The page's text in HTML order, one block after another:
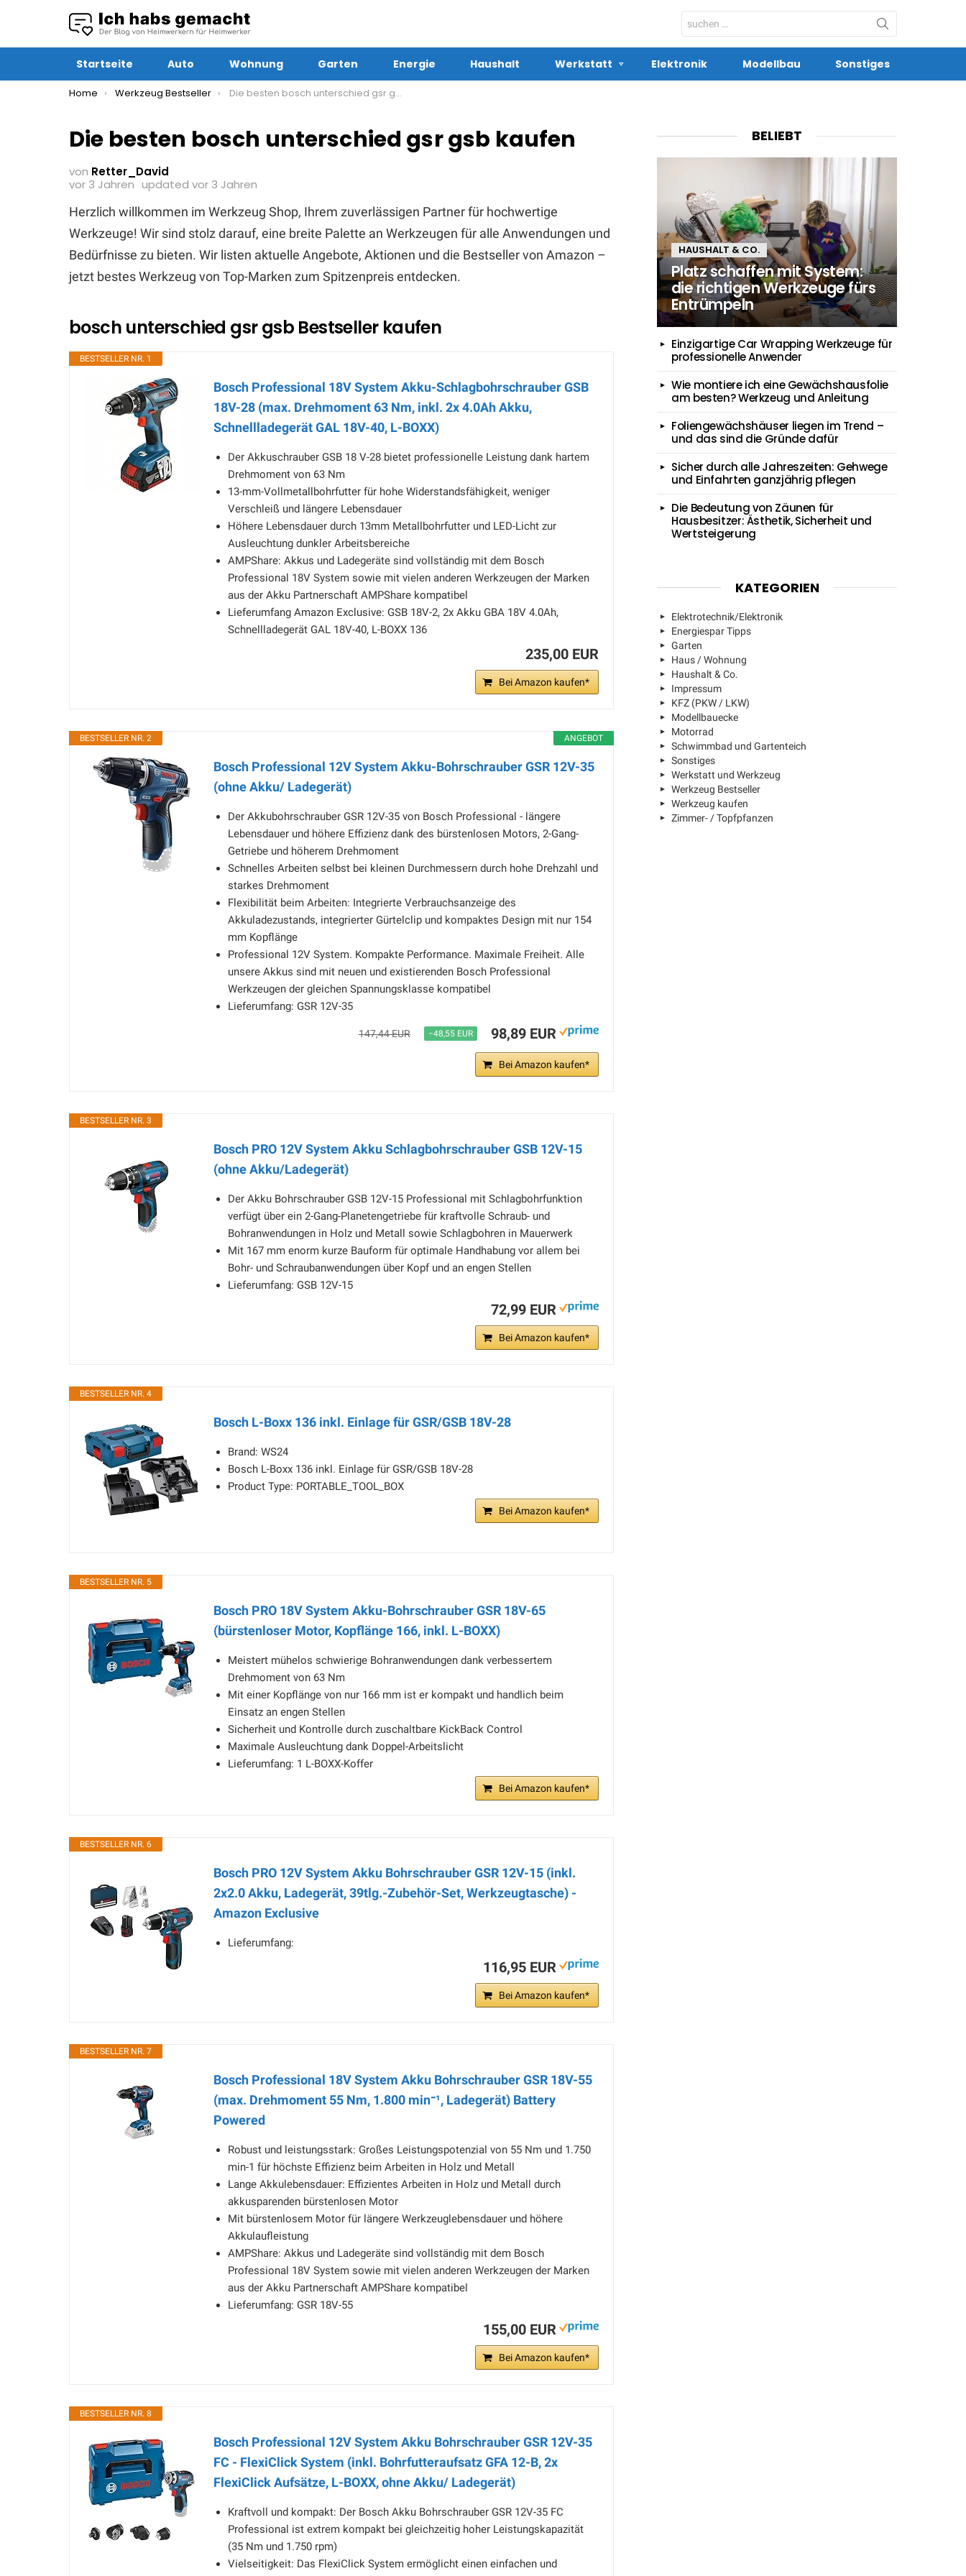
Search
for:
Startseite Auto Wohnung Garten Energie Haushalt Werkstatt Elektronik Modellbau Sonstiges
You are here:
Home Werkzeug Bestseller Die besten bosch unterschied gsr gsb kaufen
Die besten bosch unterschied gsr gsb kaufen
von Retter_David
vor 3 Jahren updated vor 3 Jahren
Herzlich willkommen im Werkzeug Shop, Ihrem zuverlässigen Partner für hochwertige
Werkzeuge! Wir sind stolz darauf, eine breite Palette an Werkzeugen für alle Anwendungen und
Bedürfnisse zu bieten. Wir listen aktuelle Angebote, Aktionen und die Bestseller von Amazon –
jetzt bestes Werkzeug von Top-Marken zum Spitzenpreis entdecken.
bosch unterschied gsr gsb Bestseller kaufen
BESTSELLER NR. 1
Bosch Professional 18V System Akku-Schlagbohrschrauber GSB
18V-28 (max. Drehmoment 63 Nm, inkl. 2x 4.0Ah Akku,
Schnellladegerät GAL 18V-40, L-BOXX)
Der Akkuschrauber GSB 18 V-28 bietet professionelle Leistung dank hartem
Drehmoment von 63 Nm
13-mm-Vollmetallbohrfutter für hohe Widerstandsfähigkeit, weniger
Verschleiß und längere Lebensdauer
Höhere Lebensdauer durch 13mm Metallbohrfutter und LED-Licht zur
Ausleuchtung dunkler Arbeitsbereiche
AMPShare: Akkus und Ladegeräte sind vollständig mit dem Bosch
Professional 18V System sowie mit vielen anderen Werkzeugen der Marken
aus der Akku Partnerschaft AMPShare kompatibel
Lieferumfang Amazon Exclusive: GSB 18V-2, 2x Akku GBA 18V 4.0Ah,
Schnellladegerät GAL 18V-40, L-BOXX 136
235,00 EUR
Bei Amazon kaufen*
ANGEBOT
BESTSELLER NR. 2
Bosch Professional 12V System Akku-Bohrschrauber GSR 12V-35
(ohne Akku/ Ladegerät)
Der Akkubohrschrauber GSR 12V-35 von Bosch Professional - längere
Lebensdauer und höhere Effizienz dank des bürstenlosen Motors, 2-Gang-
Getriebe und höherem Drehmoment
Schnelles Arbeiten selbst bei kleinen Durchmessern durch hohe Drehzahl und
starkes Drehmoment
Flexibilität beim Arbeiten: Integrierte Verbrauchsanzeige des
Akkuladezustands, integrierter Gürtelclip und kompaktes Design mit nur 154
mm Kopflänge
Professional 12V System. Kompakte Performance. Maximale Freiheit. Alle
unsere Akkus sind mit neuen und existierenden Bosch Professional
Werkzeugen der gleichen Spannungsklasse kompatibel
Lieferumfang: GSR 12V-35
147,44 EUR −48,55 EUR 98,89 EUR
Bei Amazon kaufen*
BESTSELLER NR. 3
Bosch PRO 12V System Akku Schlagbohrschrauber GSB 12V-15
(ohne Akku/Ladegerät)
Der Akku Bohrschrauber GSB 12V-15 Professional mit Schlagbohrfunktion
verfügt über ein 2-Gang-Planetengetriebe für kraftvolle Schraub- und
Bohranwendungen in Holz und Metall sowie Schlagbohren in Mauerwerk
Mit 167 mm enorm kurze Bauform für optimale Handhabung vor allem bei
Bohr- und Schraubanwendungen über Kopf und an engen Stellen
Lieferumfang: GSB 12V-15
72,99 EUR
Bei Amazon kaufen*
BESTSELLER NR. 4
Bosch L-Boxx 136 inkl. Einlage für GSR/GSB 18V-28
Brand: WS24
Bosch L-Boxx 136 inkl. Einlage für GSR/GSB 18V-28
Product Type: PORTABLE_TOOL_BOX
Bei Amazon kaufen*
BESTSELLER NR. 5
Bosch PRO 18V System Akku-Bohrschrauber GSR 18V-65
(bürstenloser Motor, Kopflänge 166, inkl. L-BOXX)
Meistert mühelos schwierige Bohranwendungen dank verbessertem
Drehmoment von 63 Nm
Mit einer Kopflänge von nur 166 mm ist er kompakt und handlich beim
Einsatz an engen Stellen
Sicherheit und Kontrolle durch zuschaltbare KickBack Control
Maximale Ausleuchtung dank Doppel-Arbeitslicht
Lieferumfang: 1 L-BOXX-Koffer
Bei Amazon kaufen*
BESTSELLER NR. 6
Bosch PRO 12V System Akku Bohrschrauber GSR 12V-15 (inkl.
2x2.0 Akku, Ladegerät, 39tlg.-Zubehör-Set, Werkzeugtasche) -
Amazon Exclusive
Lieferumfang:
116,95 EUR
Bei Amazon kaufen*
BESTSELLER NR. 7
Bosch Professional 18V System Akku Bohrschrauber GSR 18V-55
(max. Drehmoment 55 Nm, 1.800 min⁻¹, Ladegerät) Battery
Powered
Robust und leistungsstark: Großes Leistungspotenzial von 55 Nm und 1.750
min-1 für höchste Effizienz beim Arbeiten in Holz und Metall
Lange Akkulebensdauer: Effizientes Arbeiten in Holz und Metall durch
akkusparenden bürstenlosen Motor
Mit bürstenlosem Motor für längere Werkzeuglebensdauer und höhere
Akkulaufleistung
AMPShare: Akkus und Ladegeräte sind vollständig mit dem Bosch
Professional 18V System sowie mit vielen anderen Werkzeugen der Marken
aus der Akku Partnerschaft AMPShare kompatibel
Lieferumfang: GSR 18V-55
155,00 EUR
Bei Amazon kaufen*
BESTSELLER NR. 8
Bosch Professional 12V System Akku Bohrschrauber GSR 12V-35
FC - FlexiClick System (inkl. Bohrfutteraufsatz GFA 12-B, 2x
FlexiClick Aufsätze, L-BOXX, ohne Akku/ Ladegerät)
Kraftvoll und kompakt: Der Bosch Akku Bohrschrauber GSR 12V-35 FC
Professional ist extrem kompakt bei gleichzeitig hoher Leistungskapazität
(35 Nm und 1.750 rpm)
Vielseitigkeit: Das FlexiClick System ermöglicht einen einfachen und
BELIEBT
HAUSHALT & CO.
Platz schaffen mit System:
die richtigen Werkzeuge fürs
Entrümpeln
Einzigartige Car Wrapping Werkzeuge für
professionelle Anwender
Wie montiere ich eine Gewächshausfolie
am besten? Werkzeug und Anleitung
Foliengewächshäuser liegen im Trend –
und das sind die Gründe dafür
Sicher durch alle Jahreszeiten: Gehwege
und Einfahrten ganzjährig pflegen
Die Bedeutung von Zäunen für
Hausbesitzer: Ästhetik, Sicherheit und
Wertsteigerung
KATEGORIEN
Elektrotechnik/Elektronik
Energiespar Tipps
Garten
Haus / Wohnung
Haushalt & Co.
Impressum
KFZ (PKW / LKW)
Modellbauecke
Motorrad
Schwimmbad und Gartenteich
Sonstiges
Werkstatt und Werkzeug
Werkzeug Bestseller
Werkzeug kaufen
Zimmer- / Topfpfanzen